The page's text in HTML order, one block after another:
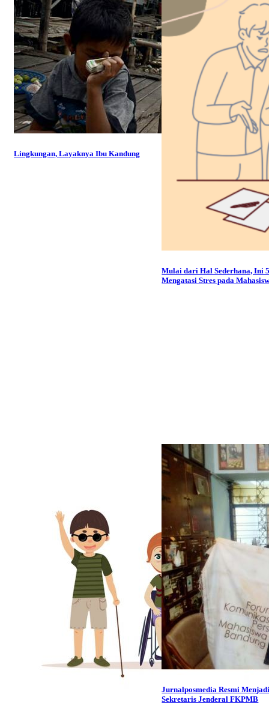
Lingkungan, Layaknya Ibu Kandung
Mulai dari Hal Sederhana, Ini
Mengatasi Stres pada
Jurnalposmedia Resmi
Sekretaris Jenderal FKPMB